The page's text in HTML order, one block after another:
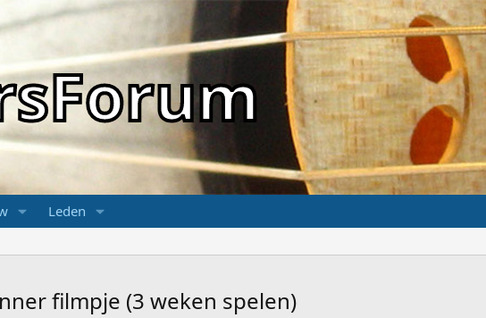
Leden
filmpje (3 weken spelen)